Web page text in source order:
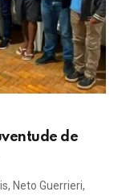
de
Neto Guerrieri,